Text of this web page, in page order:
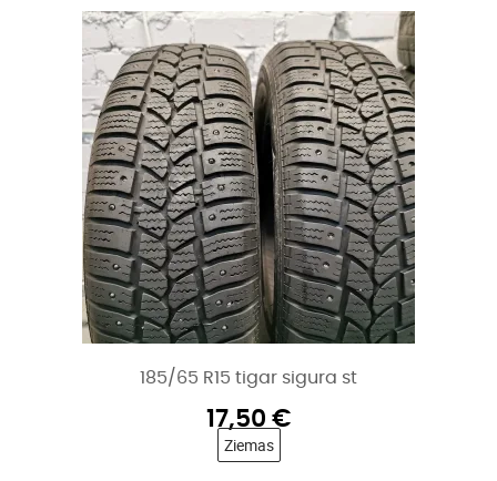
185/65 R15 tigar sigura st
17,50 €
Ziemas